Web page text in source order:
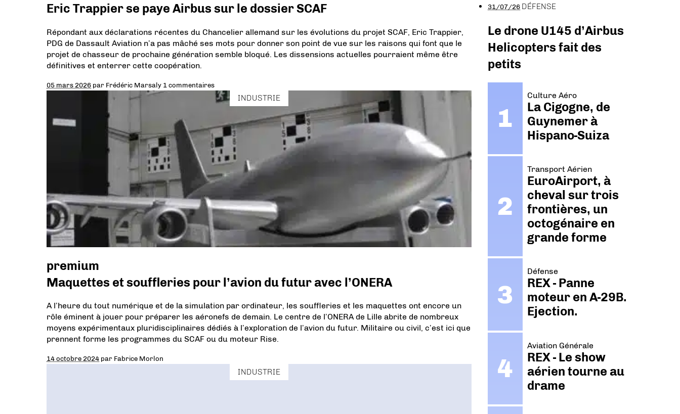
Eric Trappier se paye Airbus sur le dossier SCAF
Répondant aux déclarations récentes du Chancelier allemand sur les évolutions du projet SCAF, Eric Trappier,
PDG de Dassault Aviation n’a pas mâché ses mots pour donner son point de vue sur les raisons qui font que le
projet de chasseur de prochaine génération semble bloqué. Les dissensions actuelles pourraient même être
définitives et enterrer cette coopération.
05 mars 2026 par Frédéric Marsaly 1 commentaires
INDUSTRIE
premium
Maquettes et souffleries pour l’avion du futur avec l’ONERA
A l’heure du tout numérique et de la simulation par ordinateur, les souffleries et les maquettes ont encore un
rôle éminent à jouer pour préparer les aéronefs de demain. Le centre de l’ONERA de Lille abrite de nombreux
moyens expérimentaux pluridisciplinaires dédiés à l’exploration de l’avion du futur. Militaire ou civil, c’est ici que
prennent forme les programmes du SCAF ou du moteur Rise.
14 octobre 2024 par Fabrice Morlon
INDUSTRIE
31/07/26 DÉFENSE
Le drone U145 d’Airbus
Helicopters fait des
petits
Culture Aéro
La Cigogne, de
Guynemer à
Hispano-Suiza
Transport Aérien
EuroAirport, à
cheval sur trois
frontières, un
octogénaire en
grande forme
Défense
REX - Panne
moteur en A-29B.
Ejection.
Aviation Générale
REX - Le show
aérien tourne au
drame